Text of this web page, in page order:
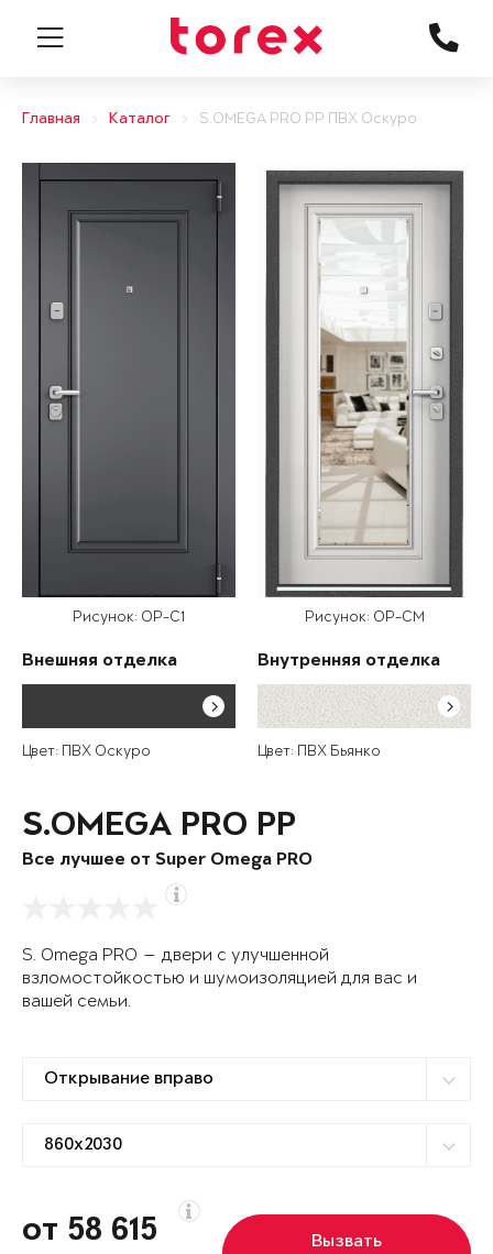
Главная Каталог S.OMEGA PRO PP ПВХ Оскуро
Рисунок: OP-C1
Внешняя отделка
Цвет: ПВХ Оскуро
Рисунок: OP-CM
Внутренняя отделка
Цвет: ПВХ Бьянко
S.OMEGA PRO PP
Все лучшее от Super Omega PRO
S. Omega PRO — двери с улучшенной
взломостойкостью и шумоизоляцией для вас и
вашей семьи.
от 58 615
Вызвать